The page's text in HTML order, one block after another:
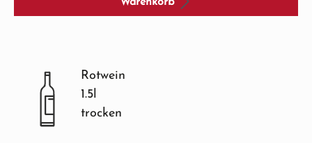
Rotwein
1.5l
trocken